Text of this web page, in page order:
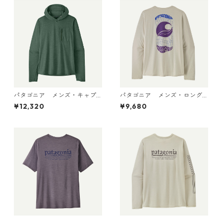
04 日本正規品
パタゴニア メンズ・キャプ
リーン・クール・サン・フー
ディ 44800 日本正規品
¥12,320
パタゴニア メンズ・ロング
スリーブ・キャプリーン・ク
ール・デイリー・シャツ（パ
¥9,680